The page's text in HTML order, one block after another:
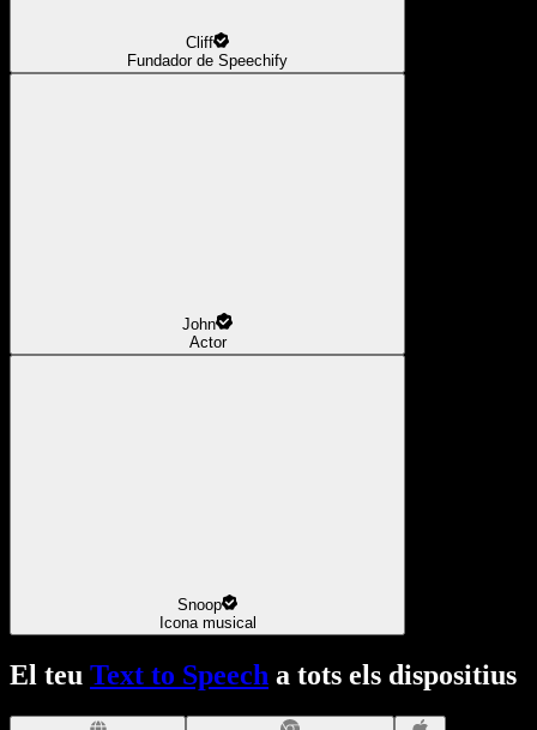
Cliff
Fundador de Speechify
John
Actor
Snoop
Icona musical
El teu Text to Speech a tots els dispositius